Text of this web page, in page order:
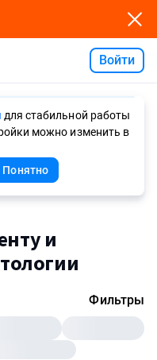
Войти
для стабильной работы
можно изменить в
Понятно
и
Фильтры